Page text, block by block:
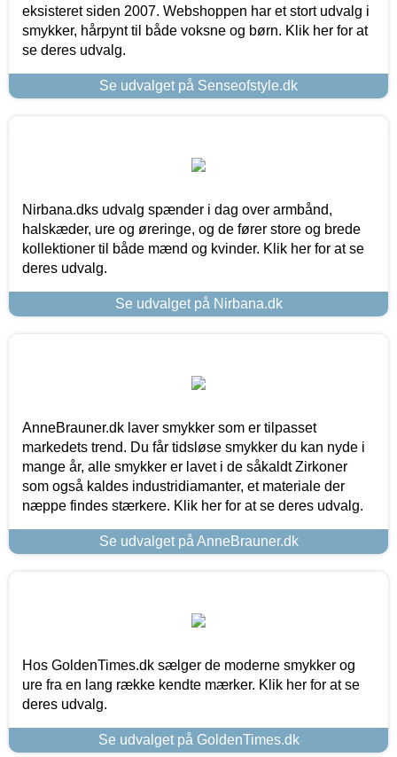
eksisteret siden 2007. Webshoppen har et stort udvalg i
smykker, hårpynt til både voksne og børn. Klik her for at
se deres udvalg.
Se udvalget på Senseofstyle.dk
Nirbana.dks udvalg spænder i dag over armbånd,
halskæder, ure og øreringe, og de fører store og brede
kollektioner til både mænd og kvinder. Klik her for at se
deres udvalg.
Se udvalget på Nirbana.dk
AnneBrauner.dk laver smykker som er tilpasset
markedets trend. Du får tidsløse smykker du kan nyde i
mange år, alle smykker er lavet i de såkaldt Zirkoner
som også kaldes industridiamanter, et materiale der
næppe findes stærkere. Klik her for at se deres udvalg.
Se udvalget på AnneBrauner.dk
Hos GoldenTimes.dk sælger de moderne smykker og
ure fra en lang række kendte mærker. Klik her for at se
deres udvalg.
Se udvalget på GoldenTimes.dk